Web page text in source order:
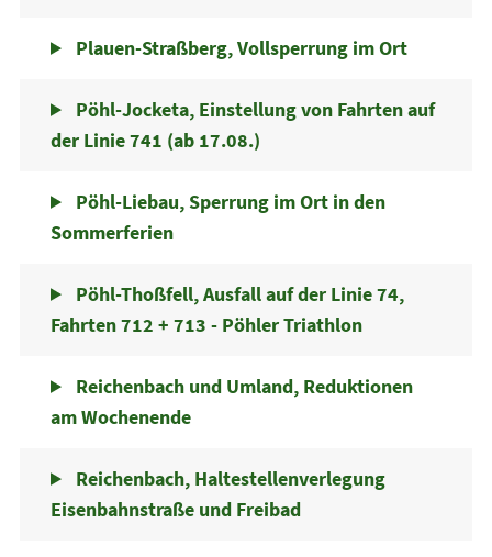
Plauen-Straßberg, Vollsperrung im Ort
Pöhl-Jocketa, Einstellung von Fahrten auf
der Linie 741 (ab 17.08.)
Pöhl-Liebau, Sperrung im Ort in den
Sommerferien
Pöhl-Thoßfell, Ausfall auf der Linie 74,
Fahrten 712 + 713 - Pöhler Triathlon
Reichenbach und Umland, Reduktionen
am Wochenende
Reichenbach, Haltestellenverlegung
Eisenbahnstraße und Freibad